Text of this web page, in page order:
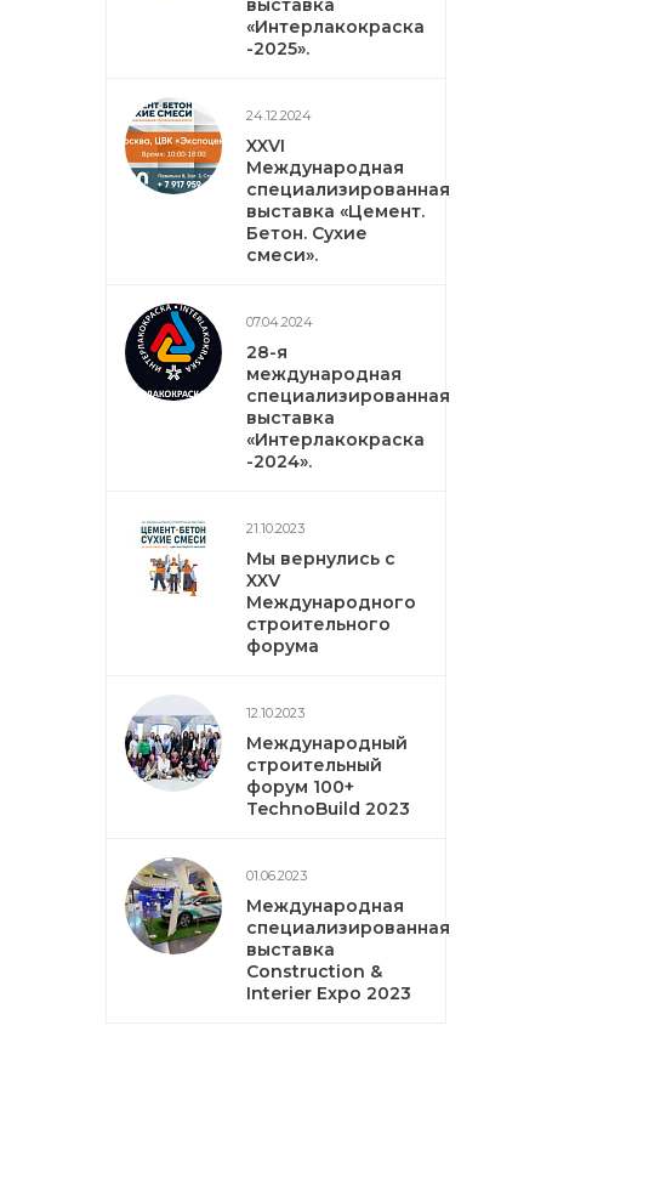
выставка
«Интерлакокраска
-2025».
24.12.2024
XXVI
Международная
специализированная
выставка «Цемент.
Бетон. Сухие
смеси».
07.04.2024
28-я
международная
специализированная
выставка
«Интерлакокраска
-2024».
21.10.2023
Мы вернулись с
XXV
Международного
строительного
форума
12.10.2023
Международный
строительный
форум 100+
TechnoBuild 2023
01.06.2023
Международная
специализированная
выставка
Construction &
Interier Expo 2023